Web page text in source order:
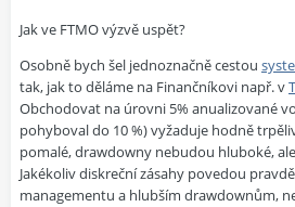
Jak ve FTMO výzvě uspět?
Osobně bych šel jednoznačně cestou
tak, jak to děláme na Finančníkovi např. v
Obchodovat na úrovni 5% anualizované
pohyboval do 10 %) vyžaduje hodně
pomalé, drawdowny nebudou hluboké,
Jakékoliv diskreční zásahy povedou
managementu a hlubším drawdownům,